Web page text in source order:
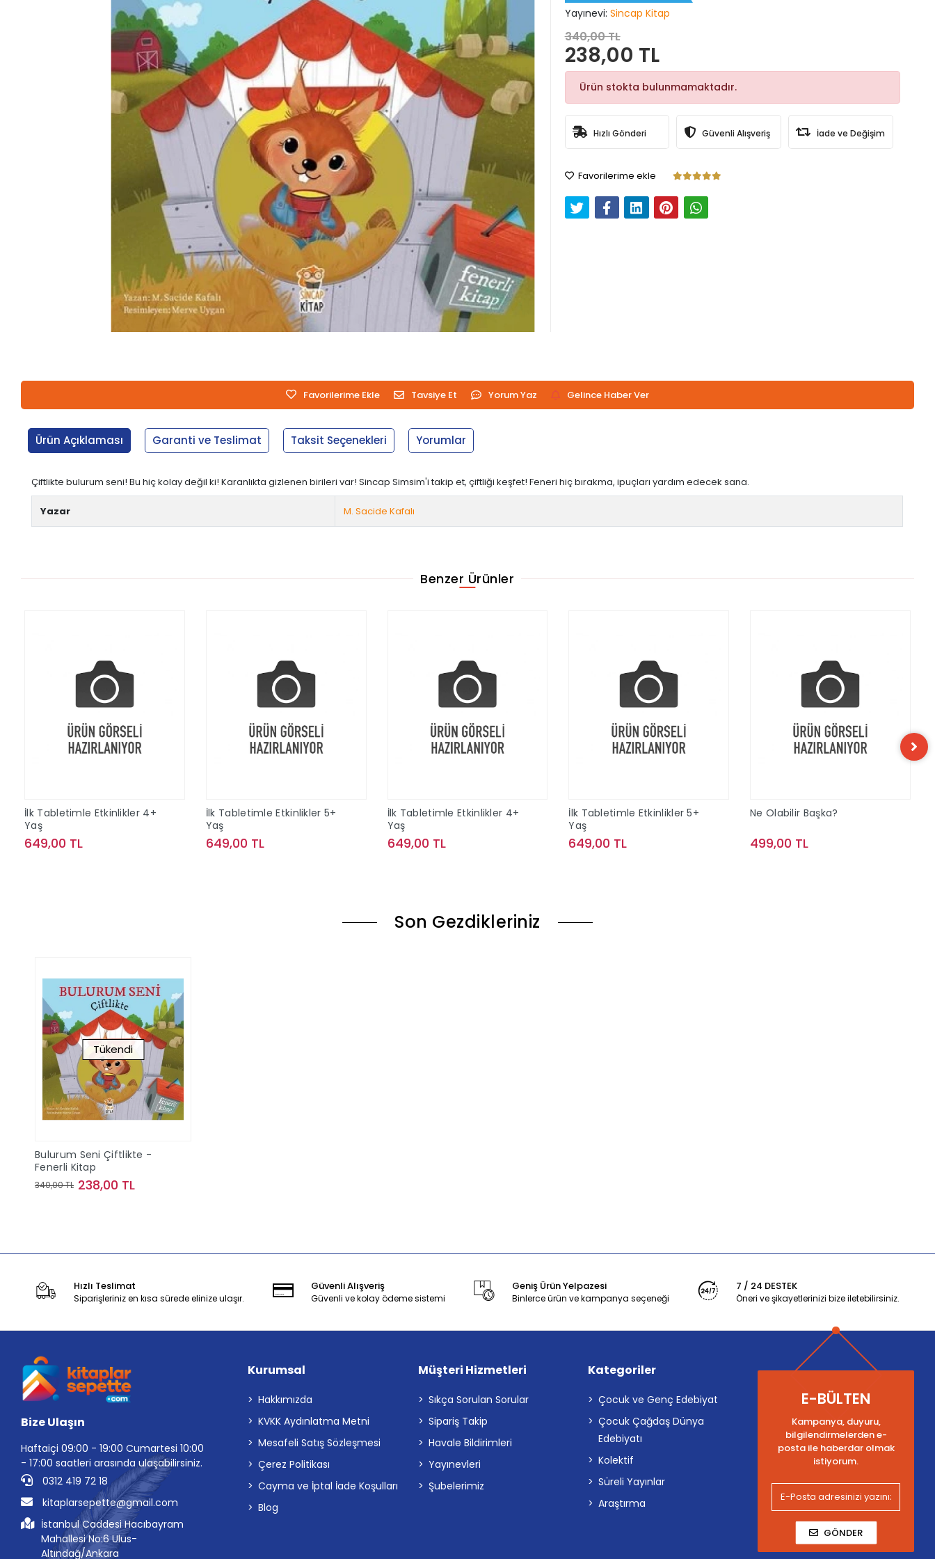
Yayınevi: Sincap Kitap
340,00 TL
238,00 TL
Ürün stokta bulunmamaktadır.
Hızlı Gönderi Güvenli Alışveriş İade ve Değişim
Favorilerime ekle
Favorilerime Ekle Tavsiye Et Yorum Yaz Gelince Haber Ver
Ürün Açıklaması Garanti ve Teslimat Taksit Seçenekleri Yorumlar
Çiftlikte bulurum seni! Bu hiç kolay değil ki! Karanlıkta gizlenen birileri var! Sincap Simsim'i takip et, çiftliği keşfet! Feneri hiç bırakma, ipuçları yardım edecek sana.
Yazar M. Sacide Kafalı
Benzer Ürünler
İlk Tabletimle Etkinlikler 4+
Yaş
649,00 TL
İlk Tabletimle Etkinlikler 5+
Yaş
649,00 TL
İlk Tabletimle Etkinlikler 4+
Yaş
649,00 TL
İlk Tabletimle Etkinlikler 5+
Yaş
649,00 TL
Ne Olabilir Başka?
499,00 TL
Son Gezdikleriniz
Tükendi
Bulurum Seni Çiftlikte -
Fenerli Kitap
340,00 TL 238,00 TL
Hızlı Teslimat
Siparişleriniz en kısa sürede elinize ulaşır.
Güvenli Alışveriş
Güvenli ve kolay ödeme sistemi
Geniş Ürün Yelpazesi
Binlerce ürün ve kampanya seçeneği
7 / 24 DESTEK
Öneri ve şikayetlerinizi bize iletebilirsiniz.
Bize Ulaşın
Haftaiçi 09:00 - 19:00 Cumartesi 10:00
- 17:00 saatleri arasında ulaşabilirsiniz.
0312 419 72 18
kitaplarsepette@gmail.com
İstanbul Caddesi Hacıbayram
Mahallesi No:6 Ulus-
Altındağ/Ankara
Kurumsal
Hakkımızda
KVKK Aydınlatma Metni
Mesafeli Satış Sözleşmesi
Çerez Politikası
Cayma ve İptal İade Koşulları
Blog
Müşteri Hizmetleri
Sıkça Sorulan Sorular
Sipariş Takip
Havale Bildirimleri
Yayınevleri
Şubelerimiz
Kategoriler
Çocuk ve Genç Edebiyat
Çocuk Çağdaş Dünya
Edebiyatı
Kolektif
Süreli Yayınlar
Araştırma
E-BÜLTEN
Kampanya, duyuru,
bilgilendirmelerden e-
posta ile haberdar olmak
istiyorum.
GÖNDER